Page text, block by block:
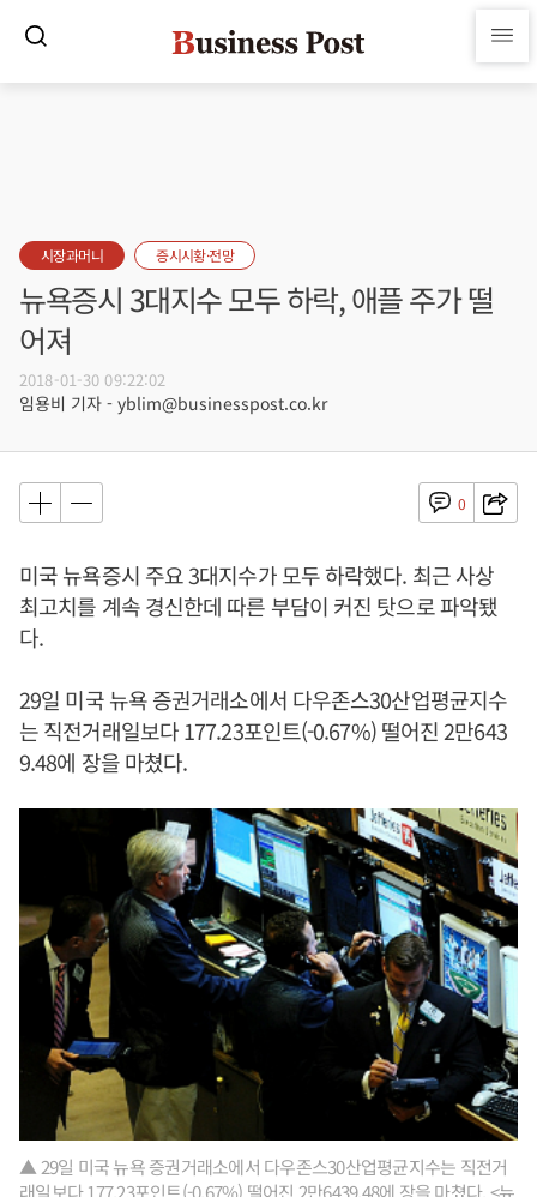
시장과머니 증시시황·전망
뉴욕증시 3대지수 모두 하락, 애플 주가 떨
어져
2018-01-30 09:22:02
임용비 기자 - yblim@businesspost.co.kr
0
미국 뉴욕증시 주요 3대지수가 모두 하락했다. 최근 사상
최고치를 계속 경신한데 따른 부담이 커진 탓으로 파악됐
다.
29일 미국 뉴욕 증권거래소에서 다우존스30산업평균지수
는 직전거래일보다 177.23포인트(-0.67%) 떨어진 2만643
9.48에 장을 마쳤다.
▲ 29일 미국 뉴욕 증권거래소에서 다우존스30산업평균지수는 직전거